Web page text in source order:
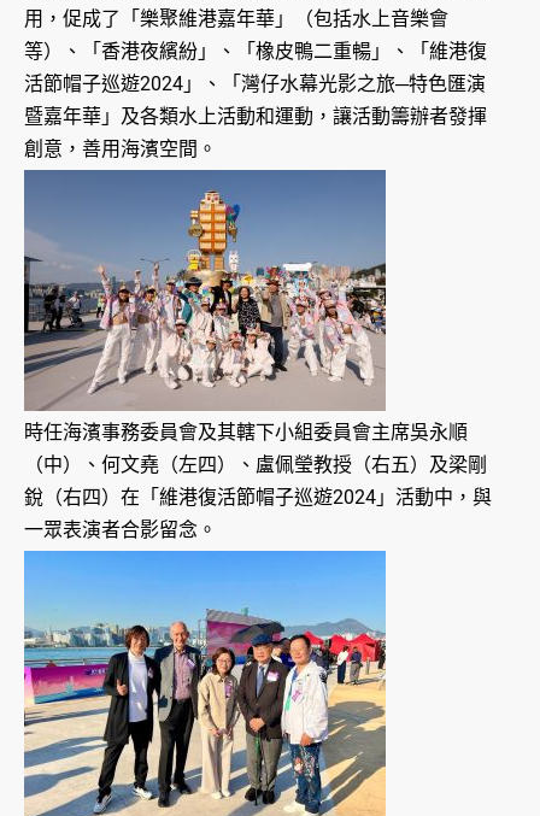
用，促成了「樂聚維港嘉年華」（包括水上音樂會
等）、「香港夜繽紛」、「橡皮鴨二重暢」、「維港復
活節帽子巡遊2024」、「灣仔水幕光影之旅─特色匯演
暨嘉年華」及各類水上活動和運動，讓活動籌辦者發揮
創意，善用海濱空間。
時任海濱事務委員會及其轄下小組委員會主席吳永順
（中）、何文堯（左四）、盧佩瑩教授（右五）及梁剛
銳（右四）在「維港復活節帽子巡遊2024」活動中，與
一眾表演者合影留念。